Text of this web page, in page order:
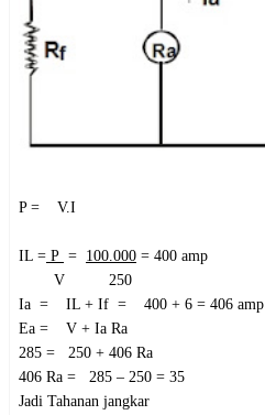
P = V.I
IL = P = 100.000 = 400 amp
V 250
Ia = IL + If = 400 + 6 = 406 amp
Ea = V + Ia Ra
285 = 250 + 406 Ra
406 Ra = 285 – 250 = 35
Jadi Tahanan jangkar